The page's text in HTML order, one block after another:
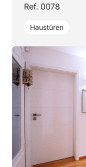
Ref. 0078
Haustüren